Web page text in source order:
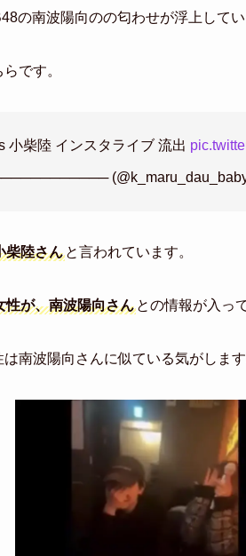
の南波陽向のの匂わせが浮上してい
です。
小柴陸 インスタライブ 流出
柴陸さん と言われています。
性が、南波陽向さん との情報が入っ
南波陽向さんに似ている気がします